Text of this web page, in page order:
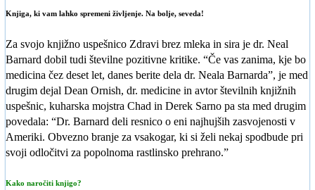
Knjiga, ki vam lahko spremeni življenje. Na bolje, seveda!
Za svojo knjižno uspešnico Zdravi brez mleka in sira je dr. Neal
Barnard dobil tudi številne pozitivne kritike. “Če vas zanima, kje bo
medicina čez deset let, danes berite dela dr. Neala Barnarda”, je med
drugim dejal Dean Ornish, dr. medicine in avtor številnih knjižnih
uspešnic, kuharska mojstra Chad in Derek Sarno pa sta med drugim
povedala: “Dr. Barnard deli resnico o eni najhujših zasvojenosti v
Ameriki. Obvezno branje za vsakogar, ki si želi nekaj spodbude pri
svoji odločitvi za popolnoma rastlinsko prehrano.”
Kako naročiti knjigo?